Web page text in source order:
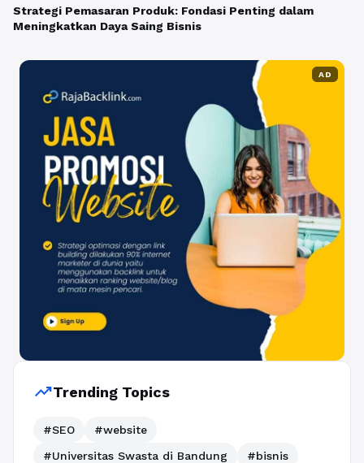
Strategi Pemasaran Produk: Fondasi Penting dalam
Meningkatkan Daya Saing Bisnis
AD
trending_upTrending Topics
#SEO
#website
#Universitas Swasta di Bandung
#bisnis